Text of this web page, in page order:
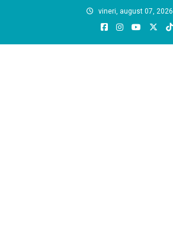
vineri, august 07, 2026